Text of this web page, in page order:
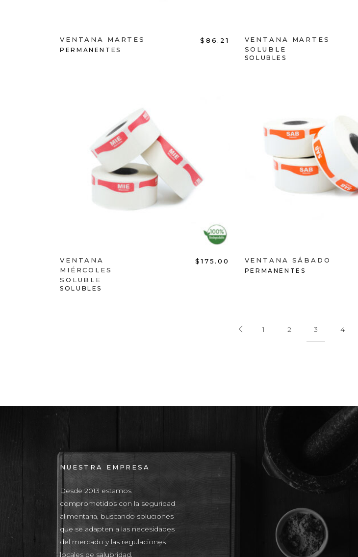
VENTANA MARTES $ 86.21
PERMANENTES
VENTANA MARTES
SOLUBLE
SOLUBLES
ADD TO CART
VENTANA
MIÉRCOLES
SOLUBLE
$175.00
SOLUBLES
ADD TO CART
VENTANA SÁBADO
PERMANENTES
1 2 3 4
NUESTRA EMPRESA
Desde 2013 estamos
comprometidos con la seguridad
alimentaria, buscando soluciones
que se adapten a las necesidades
del mercado y las regulaciones
locales de salubridad.